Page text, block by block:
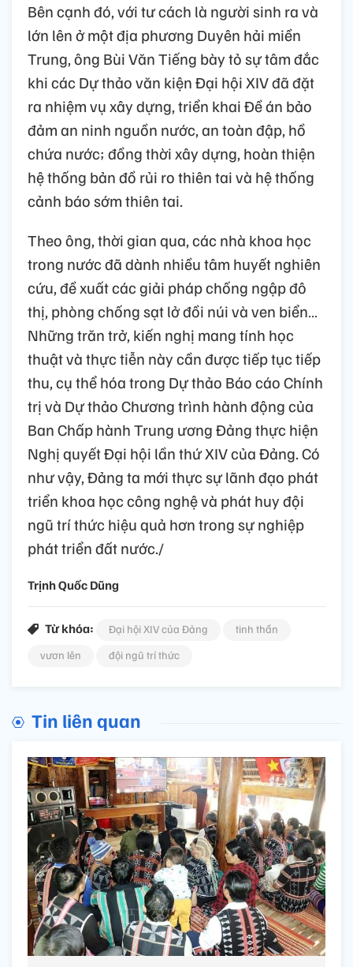
Bên cạnh đó, với tư cách là người sinh ra và
lớn lên ở một địa phương Duyên hải miền
Trung, ông Bùi Văn Tiếng bày tỏ sự tâm đắc
khi các Dự thảo văn kiện Đại hội XIV đã đặt
ra nhiệm vụ xây dựng, triển khai Đề án bảo
đảm an ninh nguồn nước, an toàn đập, hồ
chứa nước; đồng thời xây dựng, hoàn thiện
hệ thống bản đồ rủi ro thiên tai và hệ thống
cảnh báo sớm thiên tai.
Theo ông, thời gian qua, các nhà khoa học
trong nước đã dành nhiều tâm huyết nghiên
cứu, đề xuất các giải pháp chống ngập đô
thị, phòng chống sạt lở đồi núi và ven biển…
Những trăn trở, kiến nghị mang tính học
thuật và thực tiễn này cần được tiếp tục tiếp
thu, cụ thể hóa trong Dự thảo Báo cáo Chính
trị và Dự thảo Chương trình hành động của
Ban Chấp hành Trung ương Đảng thực hiện
Nghị quyết Đại hội lần thứ XIV của Đảng. Có
như vậy, Đảng ta mới thực sự lãnh đạo phát
triển khoa học công nghệ và phát huy đội
ngũ trí thức hiệu quả hơn trong sự nghiệp
phát triển đất nước./
Trịnh Quốc Dũng
Từ khóa: Đại hội XIV của Đảng
tinh thần
vươn lên
đội ngũ trí thức
Tin liên quan